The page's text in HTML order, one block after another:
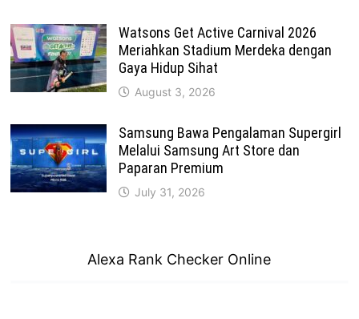
Watsons Get Active Carnival 2026
Meriahkan Stadium Merdeka dengan
Gaya Hidup Sihat
August 3, 2026
Samsung Bawa Pengalaman Supergirl
Melalui Samsung Art Store dan
Paparan Premium
July 31, 2026
Alexa Rank Checker Online